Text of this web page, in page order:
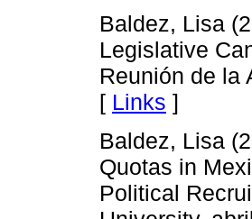
Baldez, Lisa
Legislative
Reunión de la
[ Links ]
Baldez, Lisa
Quotas in
Political